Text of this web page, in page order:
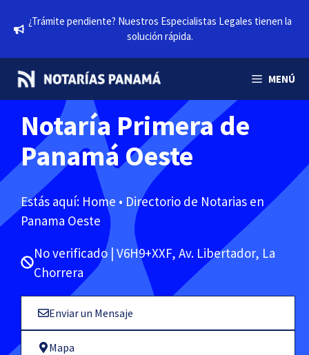
¿Trámite pendiente? Nuestros Especialistas Legales tienen la
solución rápida.
MENÚ
Notaría Primera de
Panamá Oeste
Estás aquí: Home • Directorio de Notarias en
Panama Oeste
No verificado | V6H9+XXF, Av. Libertador, La
Chorrera
Enviar un Mensaje
Mapa